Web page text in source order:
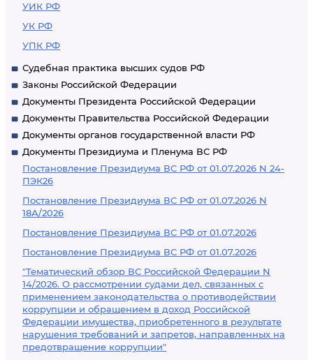
УИК РФ
УК РФ
УПК РФ
Судебная практика высших судов РФ
Законы Российской Федерации
Документы Президента Российской Федерации
Документы Правительства Российской Федерации
Документы органов государственной власти РФ
Документы Президиума и Пленума ВС РФ
Постановление Президиума ВС РФ от 01.07.2026 N 24-
ПЭК26
Постановление Президиума ВС РФ от 01.07.2026 N
18А/2026
Постановление Президиума ВС РФ от 01.07.2026
Постановление Президиума ВС РФ от 01.07.2026
"Тематический обзор ВС Российской Федерации N
14/2026. О рассмотрении судами дел, связанных с
применением законодательства о противодействии
коррупции и обращением в доход Российской
Федерации имущества, приобретенного в результате
нарушения требований и запретов, направленных на
предотвращение коррупции"